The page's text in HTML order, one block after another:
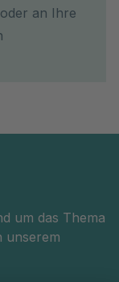
an Ihre
um das Thema
unserem